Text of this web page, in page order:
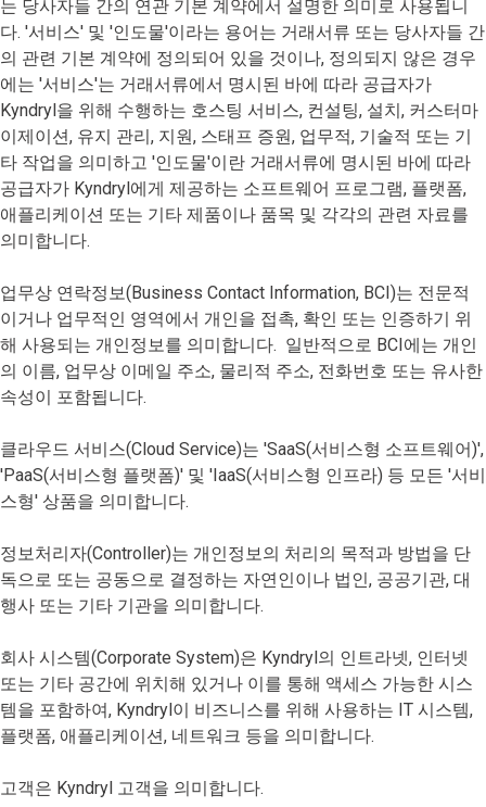
는 당사자들 간의 연관 기본 계약에서 설명한 의미로 사용됩니
다. '서비스' 및 '인도물'이라는 용어는 거래서류 또는 당사자들 간
의 관련 기본 계약에 정의되어 있을 것이나, 정의되지 않은 경우
에는 '서비스'는 거래서류에서 명시된 바에 따라 공급자가
Kyndryl을 위해 수행하는 호스팅 서비스, 컨설팅, 설치, 커스터마
이제이션, 유지 관리, 지원, 스태프 증원, 업무적, 기술적 또는 기
타 작업을 의미하고 '인도물'이란 거래서류에 명시된 바에 따라
공급자가 Kyndryl에게 제공하는 소프트웨어 프로그램, 플랫폼,
애플리케이션 또는 기타 제품이나 품목 및 각각의 관련 자료를
의미합니다.
업무상 연락정보(Business Contact Information, BCI)는 전문적
이거나 업무적인 영역에서 개인을 접촉, 확인 또는 인증하기 위
해 사용되는 개인정보를 의미합니다. 일반적으로 BCI에는 개인
의 이름, 업무상 이메일 주소, 물리적 주소, 전화번호 또는 유사한
속성이 포함됩니다.
클라우드 서비스(Cloud Service)는 'SaaS(서비스형 소프트웨어)',
'PaaS(서비스형 플랫폼)' 및 'IaaS(서비스형 인프라) 등 모든 '서비
스형' 상품을 의미합니다.
정보처리자(Controller)는 개인정보의 처리의 목적과 방법을 단
독으로 또는 공동으로 결정하는 자연인이나 법인, 공공기관, 대
행사 또는 기타 기관을 의미합니다.
회사 시스템(Corporate System)은 Kyndryl의 인트라넷, 인터넷
또는 기타 공간에 위치해 있거나 이를 통해 액세스 가능한 시스
템을 포함하여, Kyndryl이 비즈니스를 위해 사용하는 IT 시스템,
플랫폼, 애플리케이션, 네트워크 등을 의미합니다.
고객은 Kyndryl 고객을 의미합니다.